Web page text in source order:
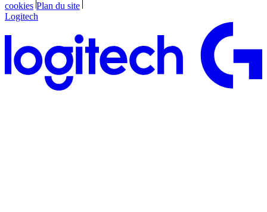
cookies Plan du site
Logitech